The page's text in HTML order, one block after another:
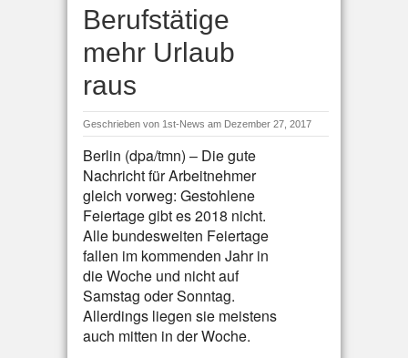
Berufstätige
mehr Urlaub
raus
Geschrieben von 1st-News am Dezember 27, 2017
Berlin (dpa/tmn) – Die gute
Nachricht für Arbeitnehmer
gleich vorweg: Gestohlene
Feiertage gibt es 2018 nicht.
Alle bundesweiten Feiertage
fallen im kommenden Jahr in
die Woche und nicht auf
Samstag oder Sonntag.
Allerdings liegen sie meistens
auch mitten in der Woche.